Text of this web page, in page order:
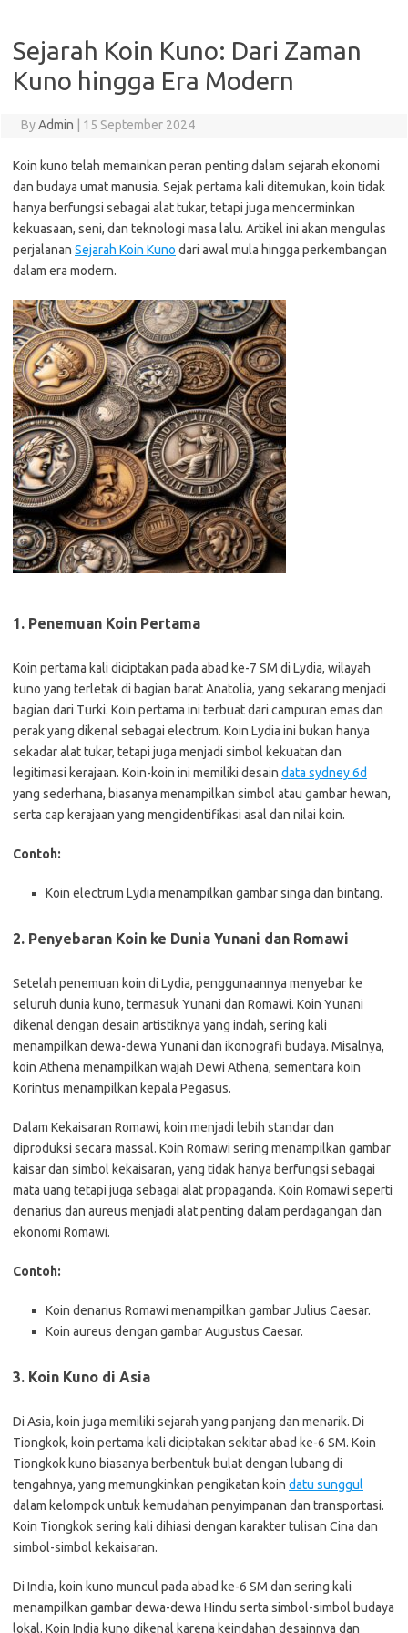
Sejarah Koin Kuno: Dari Zaman
Kuno hingga Era Modern
ByAdmin 15 September 2024
Koin kuno telah memainkan peran penting dalam sejarah ekonomi
dan budaya umat manusia. Sejak pertama kali ditemukan, koin tidak
hanya berfungsi sebagai alat tukar, tetapi juga mencerminkan
kekuasaan, seni, dan teknologi masa lalu. Artikel ini akan mengulas
perjalanan Sejarah Koin Kuno dari awal mula hingga perkembangan
dalam era modern.
1. Penemuan Koin Pertama
Koin pertama kali diciptakan pada abad ke-7 SM di Lydia, wilayah
kuno yang terletak di bagian barat Anatolia, yang sekarang menjadi
bagian dari Turki. Koin pertama ini terbuat dari campuran emas dan
perak yang dikenal sebagai electrum. Koin Lydia ini bukan hanya
sekadar alat tukar, tetapi juga menjadi simbol kekuatan dan
legitimasi kerajaan. Koin-koin ini memiliki desain data sydney 6d
yang sederhana, biasanya menampilkan simbol atau gambar hewan,
serta cap kerajaan yang mengidentifikasi asal dan nilai koin.
Contoh:
Koin electrum Lydia menampilkan gambar singa dan bintang.
2. Penyebaran Koin ke Dunia Yunani dan Romawi
Setelah penemuan koin di Lydia, penggunaannya menyebar ke
seluruh dunia kuno, termasuk Yunani dan Romawi. Koin Yunani
dikenal dengan desain artistiknya yang indah, sering kali
menampilkan dewa-dewa Yunani dan ikonografi budaya. Misalnya,
koin Athena menampilkan wajah Dewi Athena, sementara koin
Korintus menampilkan kepala Pegasus.
Dalam Kekaisaran Romawi, koin menjadi lebih standar dan
diproduksi secara massal. Koin Romawi sering menampilkan gambar
kaisar dan simbol kekaisaran, yang tidak hanya berfungsi sebagai
mata uang tetapi juga sebagai alat propaganda. Koin Romawi seperti
denarius dan aureus menjadi alat penting dalam perdagangan dan
ekonomi Romawi.
Contoh:
Koin denarius Romawi menampilkan gambar Julius Caesar.
Koin aureus dengan gambar Augustus Caesar.
3. Koin Kuno di Asia
Di Asia, koin juga memiliki sejarah yang panjang dan menarik. Di
Tiongkok, koin pertama kali diciptakan sekitar abad ke-6 SM. Koin
Tiongkok kuno biasanya berbentuk bulat dengan lubang di
tengahnya, yang memungkinkan pengikatan koin datu sunggul
dalam kelompok untuk kemudahan penyimpanan dan transportasi.
Koin Tiongkok sering kali dihiasi dengan karakter tulisan Cina dan
simbol-simbol kekaisaran.
Di India, koin kuno muncul pada abad ke-6 SM dan sering kali
menampilkan gambar dewa-dewa Hindu serta simbol-simbol budaya
lokal. Koin India kuno dikenal karena keindahan desainnya dan